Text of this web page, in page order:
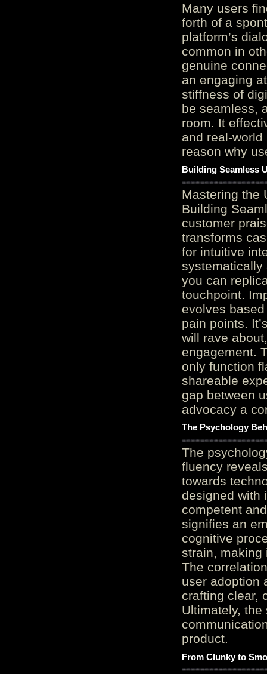
Many users
forth of a
platform’s
common in
genuine
an engaging
stiffness of
be seamless,
room. It
and real-
reason why
Building Seamless
Mastering the
Building
customer
transforms
for intuitive
systematically
you can
touchpoint.
evolves
pain points.
will rave
engagement.
only function
shareable
gap between
advocacy a
The Psychology
The
fluency
towards
designed with
competent
signifies an
cognitive
strain, making
The
user adoption
crafting clear,
Ultimately,
product.
From Clunky to